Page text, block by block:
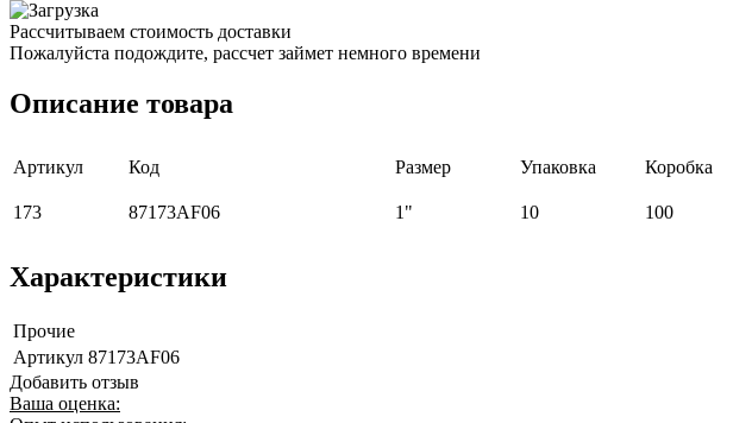
Рассчитываем стоимость доставки
Пожалуйста подождите, рассчет займет немного времени
Описание товара
Артикул Код Размер Упаковка Коробка
173 87173AF06 1" 10 100
Характеристики
Прочие
Артикул 87173AF06
Добавить отзыв
Ваша оценка: